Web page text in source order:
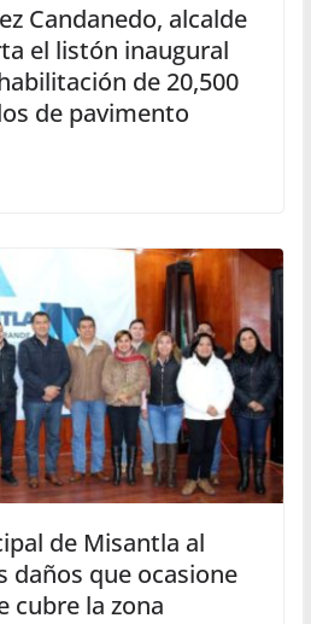
Candanedo, alcalde
el listón inaugural
de 20,500
de pavimento
de Misantla al
daños que ocasione
cubre la zona